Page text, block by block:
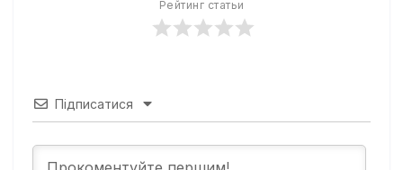
Рейтинг статьи
Підписатися